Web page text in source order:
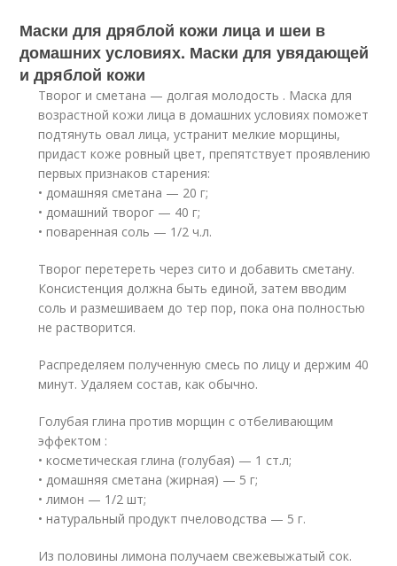
Маски для дряблой кожи лица и шеи в
домашних условиях. Маски для увядающей
и дряблой кожи
Творог и сметана — долгая молодость . Маска для
возрастной кожи лица в домашних условиях поможет
подтянуть овал лица, устранит мелкие морщины,
придаст коже ровный цвет, препятствует проявлению
первых признаков старения:
• домашняя сметана — 20 г;
• домашний творог — 40 г;
• поваренная соль — 1/2 ч.л.
Творог перетереть через сито и добавить сметану.
Консистенция должна быть единой, затем вводим
соль и размешиваем до тер пор, пока она полностью
не растворится.
Распределяем полученную смесь по лицу и держим 40
минут. Удаляем состав, как обычно.
Голубая глина против морщин с отбеливающим
эффектом :
• косметическая глина (голубая) — 1 ст.л;
• домашняя сметана (жирная) — 5 г;
• лимон — 1/2 шт;
• натуральный продукт пчеловодства — 5 г.
Из половины лимона получаем свежевыжатый сок.